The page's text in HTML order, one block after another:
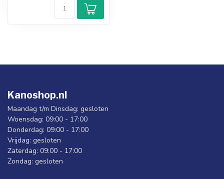
Kanoshop.nl
Maandag t/m Dinsdag: gesloten
Woensdag: 09:00 - 17:00
Donderdag: 09:00 - 17:00
Vrijdag: gesloten
Zaterdag: 09:00 - 17:00
Zondag: gesloten